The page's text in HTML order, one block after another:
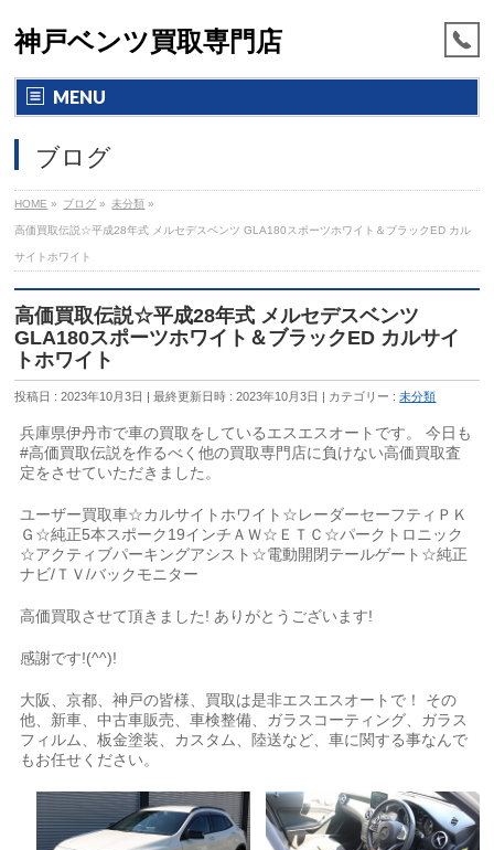
神戸ベンツ買取専門店
MENU
ブログ
HOME » ブログ » 未分類 »
高価買取伝説☆平成28年式 メルセデスベンツ GLA180スポーツホワイト＆ブラックED カル
サイトホワイト
高価買取伝説☆平成28年式 メルセデスベンツ
GLA180スポーツホワイト＆ブラックED カルサイ
トホワイト
投稿日 : 2023年10月3日 最終更新日時 : 2023年10月3日 カテゴリー :未分類
兵庫県伊丹市で車の買取をしているエスエスオートです。 今日も
#高価買取伝説を作るべく他の買取専門店に負けない高価買取査
定をさせていただきました。
ユーザー買取車☆カルサイトホワイト☆レーダーセーフティＰＫ
Ｇ☆純正5本スポーク19インチＡＷ☆ＥＴＣ☆パークトロニック
☆アクティブパーキングアシスト☆電動開閉テールゲート☆純正
ナビ/ＴＶ/バックモニター
高価買取させて頂きました! ありがとうございます!
感謝です!(^^)!
大阪、京都、神戸の皆様、買取は是非エスエスオートで！ その
他、新車、中古車販売、車検整備、ガラスコーティング、ガラス
フィルム、板金塗装、カスタム、陸送など、車に関する事なんで
もお任せください。